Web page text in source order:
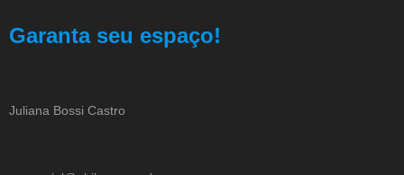
Garanta seu espaço!
Juliana Bossi Castro